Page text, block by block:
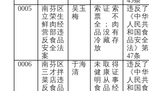
0005
南芬区
立荣生
鲜肉经
营部违
反食品
安全法
案
吴玉
梅
索证索
票不
全；肉
品没有
冷藏存
放
违反了
《中华
人民共
和国食
品安全
法》第
47条
0006
南芬区
三才拌
菜店违
反食品
于海
清
未取得
健康证
明从事
食品经
违反了
《中华
人民共
和国食